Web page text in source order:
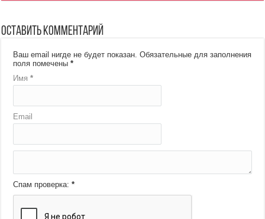
Оставить комментарий
Ваш email нигде не будет показан. Обязательные для заполнения
поля помечены*
Имя*
Email
Спам проверка:*